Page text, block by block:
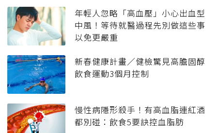
年輕人忽略「高血壓」小心出血型
中風！等待就醫過程先別做這些事
以免更嚴重
新春健康計畫／健檢驚見高膽固醇
飲食運動3個月控制
慢性病隱形殺手！有高血脂連紅酒
都別碰：飲食5要訣控血脂肪